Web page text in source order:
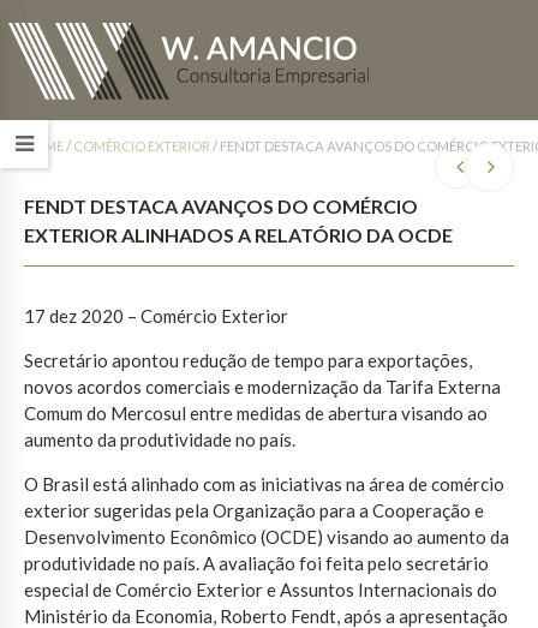
HOME/ COMÉRCIO EXTERIOR / FENDT DESTACA AVANÇOS DO COMÉRCIO
FENDT DESTACA AVANÇOS DO COMÉRCIO
EXTERIOR ALINHADOS A RELATÓRIO DA OCDE
17 dez 2020 – Comércio Exterior
Secretário apontou redução de tempo para exportações,
novos acordos comerciais e modernização da Tarifa Externa
Comum do Mercosul entre medidas de abertura visando ao
aumento da produtividade no país.
O Brasil está alinhado com as iniciativas na área de comércio
exterior sugeridas pela Organização para a Cooperação e
Desenvolvimento Econômico (OCDE) visando ao aumento da
produtividade no país. A avaliação foi feita pelo secretário
especial de Comércio Exterior e Assuntos Internacionais do
Ministério da Economia, Roberto Fendt, após a apresentação